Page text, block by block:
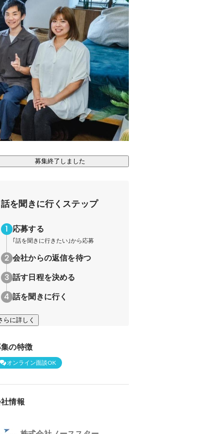
募集終了しました
話を聞きに行くステップ
応募する
｢話を聞きに行きたい｣から応募
会社からの返信を待つ
話す日程を決める
話を聞きに行く
らに詳しく
の特徴
オンライン面談OK
情報